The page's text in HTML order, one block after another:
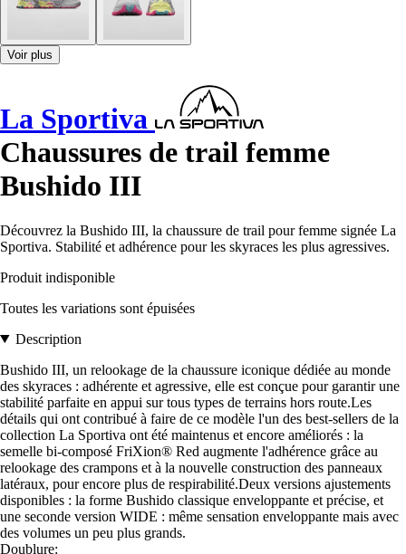
Voir plus
La Sportiva
Chaussures de trail femme
Bushido III
Découvrez la Bushido III, la chaussure de trail pour femme signée La
Sportiva. Stabilité et adhérence pour les skyraces les plus agressives.
Produit indisponible
Toutes les variations sont épuisées
Description
Bushido III, un relookage de la chaussure iconique dédiée au monde
des skyraces : adhérente et agressive, elle est conçue pour garantir une
stabilité parfaite en appui sur tous types de terrains hors route.Les
détails qui ont contribué à faire de ce modèle l'un des best-sellers de la
collection La Sportiva ont été maintenus et encore améliorés : la
semelle bi-composé FriXion® Red augmente l'adhérence grâce au
relookage des crampons et à la nouvelle construction des panneaux
latéraux, pour encore plus de respirabilité.Deux versions ajustements
disponibles : la forme Bushido classique enveloppante et précise, et
une seconde version WIDE : même sensation enveloppante mais avec
des volumes un peu plus grands.
Doublure: